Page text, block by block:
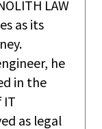
LAW
as its
he
in the
IT
as legal